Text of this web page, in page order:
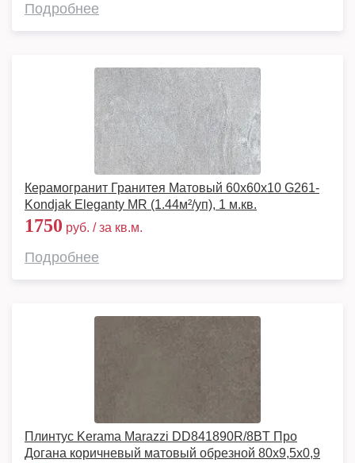
Подробнее
Керамогранит Гранитея Матовый 60х60х10 G261-
Kondjak Eleganty MR (1.44м²/уп), 1 м.кв.
1750 руб. / за кв.м.
Подробнее
Плинтус Kerama Marazzi DD841890R/8BT Про
Догана коричневый матовый обрезной 80x9,5x0,9